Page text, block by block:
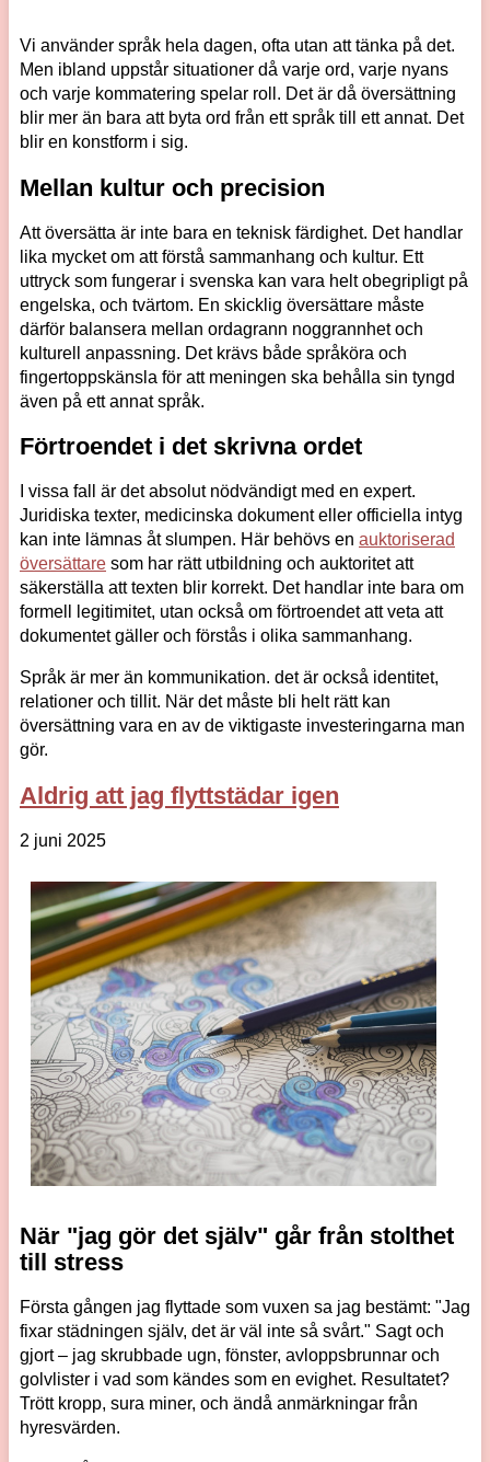
Vi använder språk hela dagen, ofta utan att tänka på det.
Men ibland uppstår situationer då varje ord, varje nyans
och varje kommatering spelar roll. Det är då översättning
blir mer än bara att byta ord från ett språk till ett annat. Det
blir en konstform i sig.
Mellan kultur och precision
Att översätta är inte bara en teknisk färdighet. Det handlar
lika mycket om att förstå sammanhang och kultur. Ett
uttryck som fungerar i svenska kan vara helt obegripligt på
engelska, och tvärtom. En skicklig översättare måste
därför balansera mellan ordagrann noggrannhet och
kulturell anpassning. Det krävs både språköra och
fingertoppskänsla för att meningen ska behålla sin tyngd
även på ett annat språk.
Förtroendet i det skrivna ordet
I vissa fall är det absolut nödvändigt med en expert.
Juridiska texter, medicinska dokument eller officiella intyg
kan inte lämnas åt slumpen. Här behövs en auktoriserad
översättare som har rätt utbildning och auktoritet att
säkerställa att texten blir korrekt. Det handlar inte bara om
formell legitimitet, utan också om förtroendet att veta att
dokumentet gäller och förstås i olika sammanhang.
Språk är mer än kommunikation. det är också identitet,
relationer och tillit. När det måste bli helt rätt kan
översättning vara en av de viktigaste investeringarna man
gör.
Aldrig att jag flyttstädar igen
2 juni 2025
När "jag gör det själv" går från stolthet
till stress
Första gången jag flyttade som vuxen sa jag bestämt: "Jag
fixar städningen själv, det är väl inte så svårt." Sagt och
gjort – jag skrubbade ugn, fönster, avloppsbrunnar och
golvlister i vad som kändes som en evighet. Resultatet?
Trött kropp, sura miner, och ändå anmärkningar från
hyresvärden.